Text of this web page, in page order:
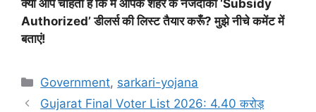
क्या आप चाहती हैं कि मैं आपके शहर के नजदीकी ‘Subsidy
Authorized’ डीलर्स की लिस्ट तैयार करूँ? मुझे नीचे कमेंट में
बताएं!
Categories
Government, sarkari-yojana
Gujarat Final Voter List 2026: 4.40 करोड़